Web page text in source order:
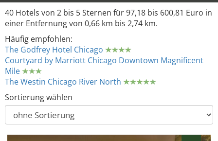
40 Hotels von 2 bis 5 Sternen für 97,18 bis 600,81 Euro in
einer Entfernung von 0,66 km bis 2,74 km.
Häufig empfohlen:
The Godfrey Hotel Chicago
Courtyard by Marriott Chicago Downtown Magnificent
Mile
The Westin Chicago River North
Sortierung wählen